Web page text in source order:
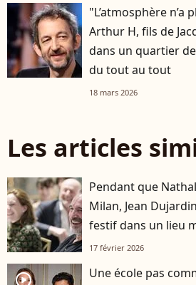
"L’atmosphère n’a
Arthur H, fils de
dans un quartier
du tout au tout
18 mars 2026
Les articles
Pendant que
Milan, Jean
festif dans un lieu
17 février 2026
player2
Une école pas